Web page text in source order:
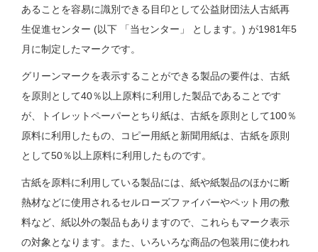
あることを容易に識別できる目印として公益財団法人古紙再
生促進センター (以下 「当センター」 とします。) が1981年5
月に制定したマークです。
グリーンマークを表示することができる製品の要件は、古紙
を原則として40％以上原料に利用した製品であることです
が、トイレットペーパーとちり紙は、古紙を原則として100％
原料に利用したもの、コピー⽤紙と新聞用紙は、古紙を原則
として50％以上原料に利用したものです。
古紙を原料に利用している製品には、紙や紙製品のほかに断
熱材などに使⽤されるセルローズファイバーやペット用の敷
料など、紙以外の製品もありますので、これらもマーク表示
の対象となります。また、いろいろな商品の包装用に使われ